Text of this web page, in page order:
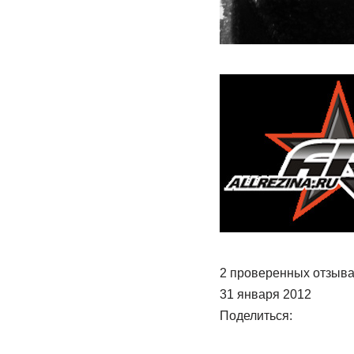
2 проверенных отзыва
31 января 2012
Поделиться: